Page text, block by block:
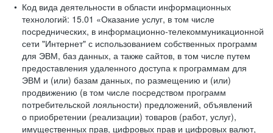
Код вида деятельности в области информационных
технологий: 15.01 «Оказание услуг, в том числе
посреднических, в информационно-телекоммуникационной
сети "Интернет" с использованием собственных программ
для ЭВМ, баз данных, а также сайтов, в том числе путем
предоставления удаленного доступа к программам для
ЭВМ и (или) базам данных, по размещению и (или)
продвижению (в том числе посредством программ
потребительской лояльности) предложений, объявлений
о приобретении (реализации) товаров (работ, услуг),
имущественных прав, цифровых прав и цифровых валют,